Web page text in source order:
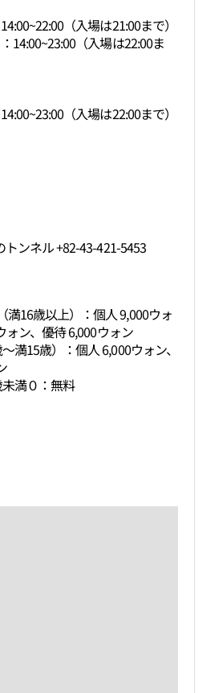
（入場は21:00まで）
14:00~23:00（入場は22:00ま
（入場は22:00まで）
ンネル +82-43-421-5453
満16歳以上）：個人 9,000ウォ
ォン、優待 6,000ウォン
満15歳）：個人 6,000ウォン、
満０：無料